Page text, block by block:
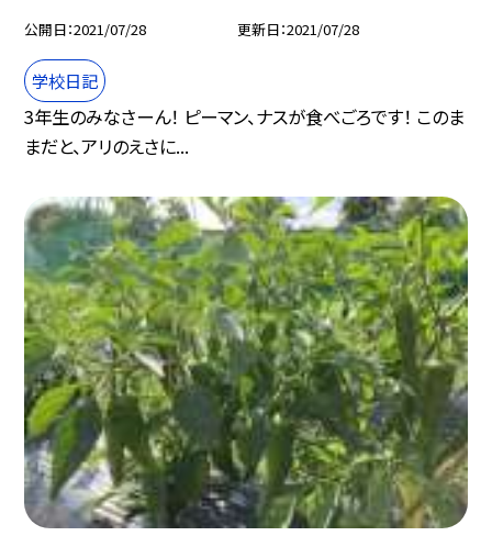
公開日 2021/07/28 更新日 2021/07/28
学校日記
3年生のみなさーん！ ピーマン、ナスが食べごろです！ このま
まだと、アリのえさに...